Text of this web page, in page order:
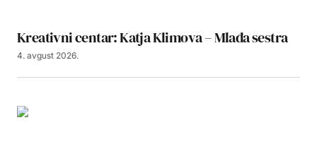
Kreativni centar: Katja Klimova – Mlađa sestra
4. avgust 2026.